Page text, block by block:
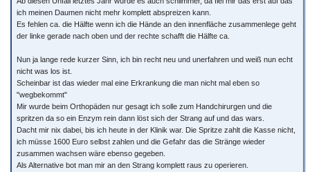
ich meinen Daumen nicht mehr komplett abspreizen kann.
Es fehlen ca. die Hälfte wenn ich die Hände an den innenfläche zusammenlege geht
der linke gerade nach oben und der rechte schafft die Hälfte ca.
Nun ja lange rede kurzer Sinn, ich bin recht neu und unerfahren und weiß nun echt
nicht was los ist.
Scheinbar ist das wieder mal eine Erkrankung die man nicht mal eben so
"wegbekommt"
Mir wurde beim Orthopäden nur gesagt ich solle zum Handchirurgen und die
spritzen da so ein Enzym rein dann löst sich der Strang auf und das wars.
Dacht mir nix dabei, bis ich heute in der Klinik war. Die Spritze zahlt die Kasse nicht,
ich müsse 1600 Euro selbst zahlen und die Gefahr das die Stränge wieder
zusammen wachsen wäre ebenso gegeben.
Als Alternative bot man mir an den Strang komplett raus zu operieren.